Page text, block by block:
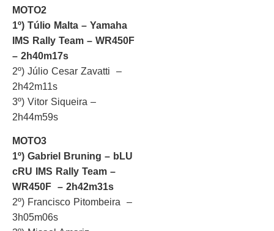
MOTO2
1º) Túlio Malta – Yamaha
IMS Rally Team – WR450F
– 2h40m17s
2º) Júlio Cesar Zavatti –
2h42m11s
3º) Vitor Siqueira –
2h44m59s
MOTO3
1º) Gabriel Bruning – bLU
cRU IMS Rally Team –
WR450F – 2h42m31s
2º) Francisco Pitombeira –
3h05m06s